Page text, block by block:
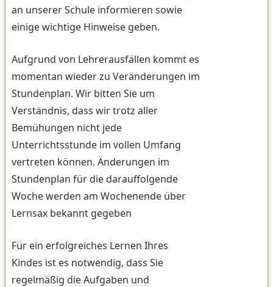
an unserer Schule informieren sowie
einige wichtige Hinweise geben.
Aufgrund von Lehrerausfällen kommt es
momentan wieder zu Veränderungen im
Stundenplan. Wir bitten Sie um
Verständnis, dass wir trotz aller
Bemühungen nicht jede
Unterrichtsstunde im vollen Umfang
vertreten können. Änderungen im
Stundenplan für die darauffolgende
Woche werden am Wochenende über
Lernsax bekannt gegeben
Für ein erfolgreiches Lernen Ihres
Kindes ist es notwendig, dass Sie
regelmäßig die Aufgaben und